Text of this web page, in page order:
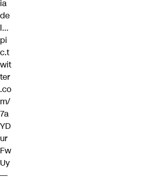
ia
de
l…
pi
c.t
wit
ter
.co
m/
7a
YD
ur
Fw
Uy
—